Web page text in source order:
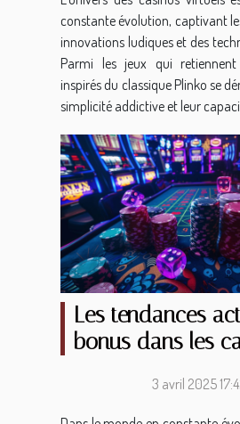
constante évolution, captivant
innovations ludiques et des
Parmi les jeux qui
inspirés du classique Plinko se
simplicité addictive et leur
Les tendances
bonus dans les
3 avril 2025